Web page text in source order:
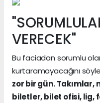
VERECEK"
Bu faciadan sorumlu
kurtaramayacağını
zor bir gün.
biletler, bilet ofisi, lig,